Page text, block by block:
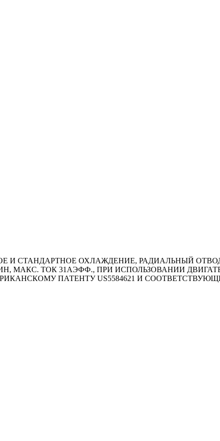
И СТАНДАРТНОЕ ОХЛАЖДЕНИЕ, РАДИАЛЬНЫЙ
МАКС. ТОК 31АЭФФ., ПРИ ИСПОЛЬЗОВАНИИ
ПАТЕНТУ US5584621 И